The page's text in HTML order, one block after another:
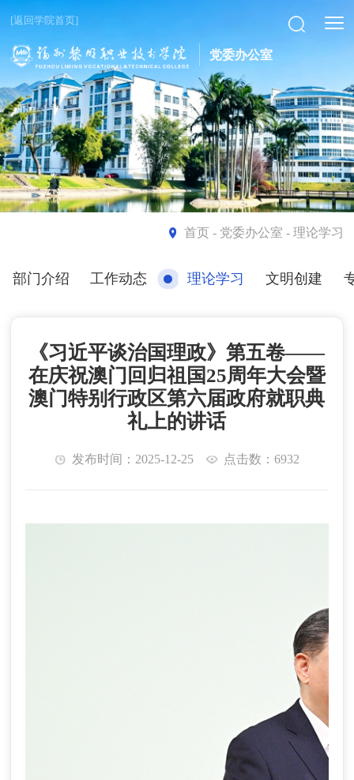
[返回学院首页]
党委办公室
首页- 党委办公室 - 理论学习
部门介绍 工作动态 理论学习 文明创建
《习近平谈治国理政》第五卷——
在庆祝澳门回归祖国25周年大会暨
澳门特别行政区第六届政府就职典
礼上的讲话
发布时间：2025-12-25 点击数：6932